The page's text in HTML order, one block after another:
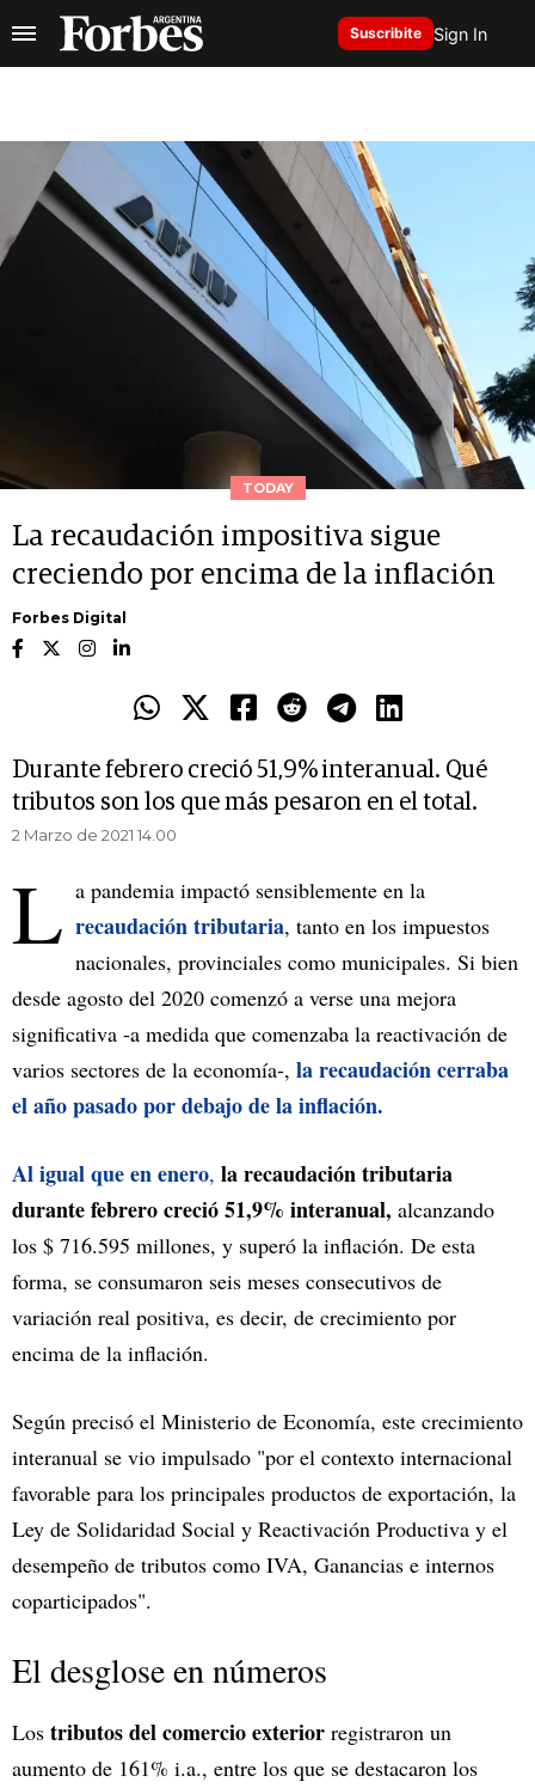
Suscribite Sign In
TODAY
La recaudación impositiva sigue
creciendo por encima de la inflación
Forbes Digital
Durante febrero creció 51,9% interanual. Qué
tributos son los que más pesaron en el total.
2 Marzo de 2021 14.00
L a pandemia impactó sensiblemente en la
recaudación tributaria, tanto en los impuestos
nacionales, provinciales como municipales. Si bien
desde agosto del 2020 comenzó a verse una mejora
significativa -a medida que comenzaba la reactivación de
varios sectores de la economía-, la recaudación cerraba
el año pasado por debajo de la inflación.
Al igual que en enero, la recaudación tributaria
durante febrero creció 51,9% interanual, alcanzando
los $ 716.595 millones, y superó la inflación. De esta
forma, se consumaron seis meses consecutivos de
variación real positiva, es decir, de crecimiento por
encima de la inflación.
Según precisó el Ministerio de Economía, este crecimiento
interanual se vio impulsado "por el contexto internacional
favorable para los principales productos de exportación, la
Ley de Solidaridad Social y Reactivación Productiva y el
desempeño de tributos como IVA, Ganancias e internos
coparticipados".
El desglose en números
Los tributos del comercio exterior registraron un
aumento de 161% i.a., entre los que se destacaron los